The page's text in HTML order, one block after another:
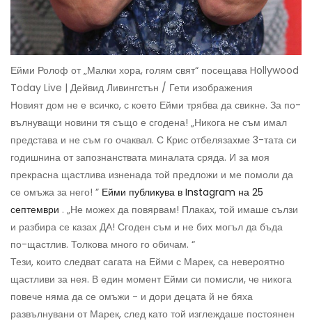
Ейми Ролоф от „Малки хора, голям свят“ посещава Hollywood
Today Live | Дейвид Ливингстън / Гети изображения
Новият дом не е всичко, с което Ейми трябва да свикне. За по-
вълнуващи новини тя също е сгодена! „Никога не съм имал
представа и не съм го очаквал. С Крис отбелязахме 3-тата си
годишнина от запознанствата миналата сряда. И за моя
прекрасна щастлива изненада той предложи и ме помоли да
се омъжа за него! ” Ейми публикува в Instagram на 25
септември . „Не можех да повярвам! Плаках, той имаше сълзи
и разбира се казах ДА! Сгоден съм и не бих могъл да бъда
по-щастлив. Толкова много го обичам. “
Тези, които следват сагата на Ейми с Марек, са невероятно
щастливи за нея. В един момент Ейми си помисли, че никога
повече няма да се омъжи - и дори децата й не бяха
развълнувани от Марек, след като той изглеждаше постоянен